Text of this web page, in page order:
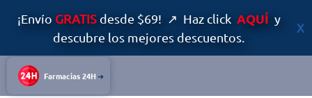
¡Envío GRATISdesde $69! ↗ Haz click AQUÍ y
descubre los mejores descuentos.
Farmacias 24H